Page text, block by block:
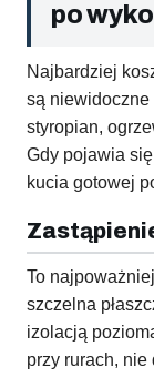
po
Najbardziej
są niewidoczne
styropian,
Gdy pojawia
kucia gotowej
To
szczelna
izolacją
przy rurach, nie